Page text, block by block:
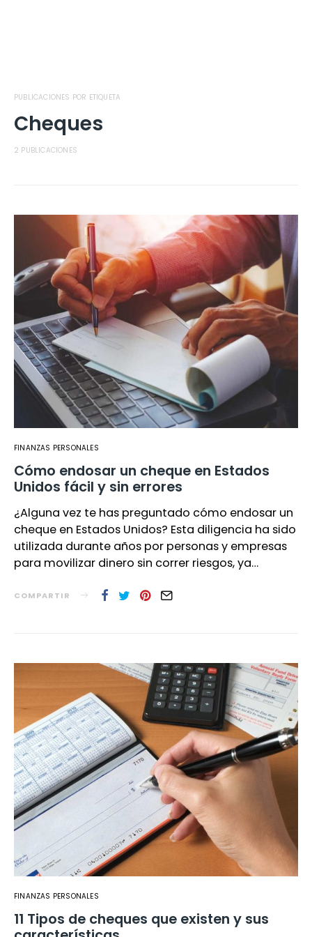
PUBLICACIONES POR ETIQUETA
Cheques
2 PUBLICACIONES
FINANZAS PERSONALES
Cómo endosar un cheque en Estados
Unidos fácil y sin errores
¿Alguna vez te has preguntado cómo endosar un
cheque en Estados Unidos? Esta diligencia ha sido
utilizada durante años por personas y empresas
para movilizar dinero sin correr riesgos, ya…
COMPARTIR
FINANZAS PERSONALES
11 Tipos de cheques que existen y sus